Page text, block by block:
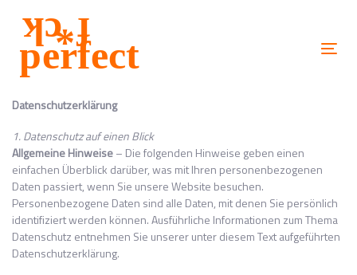
to
content
Datenschutzerklärung
1. Datenschutz auf einen Blick
Allgemeine Hinweise– Die folgenden Hinweise geben einen
einfachen Überblick darüber, was mit Ihren personenbezogenen
Daten passiert, wenn Sie unsere Website besuchen.
Personenbezogene Daten sind alle Daten, mit denen Sie persönlich
identifiziert werden können. Ausführliche Informationen zum Thema
Datenschutz entnehmen Sie unserer unter diesem Text aufgeführten
Datenschutzerklärung.